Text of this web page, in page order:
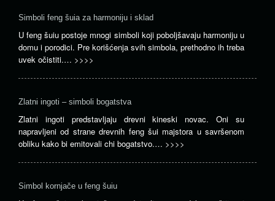
Simboli feng šuia za harmoniju i sklad
U feng šuiu postoje mnogi simboli koji poboljšavaju harmoniju u
domu i porodici. Pre korišćenja svih simbola, prethodno ih treba
uvek očistiti.… >>>>
Zlatni ingoti – simboli bogatstva
Zlatni ingoti predstavljaju drevni kineski novac. Oni su
napravljeni od strane drevnih feng šui majstora u savršenom
obliku kako bi emitovali chi bogatstvo.… >>>>
Simbol kornjače u feng šuiu